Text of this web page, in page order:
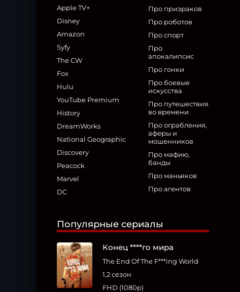
Apple TV+
Disney
Amazon
Syfy
The CW
Fox
Hulu
YouTube Premium
History
DreamWorks
National Geographic
Discovery
Peacock
Marvel
DC
Про призраков
Про роботов
Про спорт
Про
апокалипсис
Про гонки
Про боевые
искусства
Про путешествия
во времени
Про ограбления,
аферы и
мошенников
Про мафию,
банды
Про маньяков
Про агентов
Популярные сериалы
Конец ****го мира
The End Of The F***ing World
1,2 сезон
FHD (1080p)